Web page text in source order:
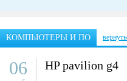
КОМПЬЮТЕРЫ И ПО
06 HP pavilion g4